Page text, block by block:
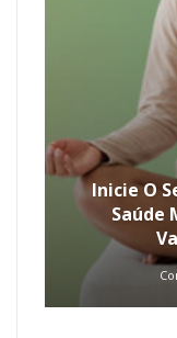
Inicie O
Saúde